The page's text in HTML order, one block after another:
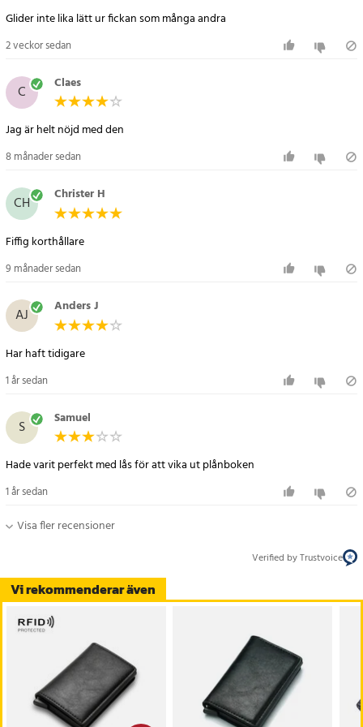
Vi rekommenderar även
Glider inte lika lätt ur fickan som många andra
2 veckor sedan
C Claes
Jag är helt nöjd med den
8 månader sedan
CH Christer H
Fiffig korthållare
9 månader sedan
AJ Anders J
Har haft tidigare
1 år sedan
S Samuel
Hade varit perfekt med lås för att vika ut plånboken
1 år sedan
Visa fler recensioner
Verified by Trustvoice